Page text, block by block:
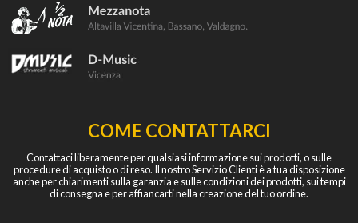
COME CONTATTARCI
Contattaci liberamente per qualsiasi informazione sui prodotti, o sulle
procedure di acquisto o di reso. Il nostro Servizio Clienti è a tua disposizione
anche per chiarimenti sulla garanzia e sulle condizioni dei prodotti, sui tempi
di consegna e per affiancarti nella creazione del tuo ordine.